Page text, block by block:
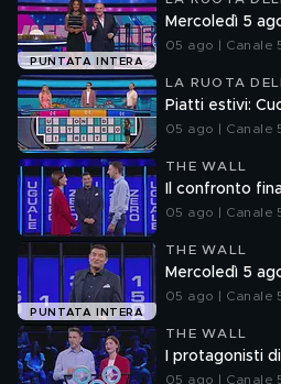
PUNTATA INTERA
Mercoledì 5
05 ago | Canale
LA RUOTA
Piatti estivi:
05 ago | Canale
THE WALL
Il confronto
05 ago | Canale
PUNTATA INTERA
THE WALL
Mercoledì 5
05 ago | Canale
THE WALL
I protagonisti
05 ago | Canale